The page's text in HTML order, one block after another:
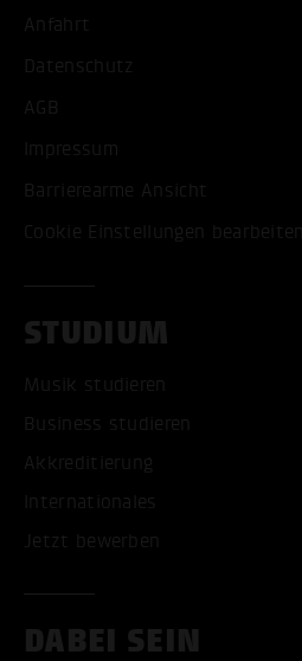
Anfahrt
Datenschutz
AGB
Impressum
Barrierearme Ansicht
Cookie Einstellungen bearbeiten
STUDIUM
Musik studieren
Business studieren
Akkreditierung
Internationales
Jetzt bewerben
DABEI SEIN